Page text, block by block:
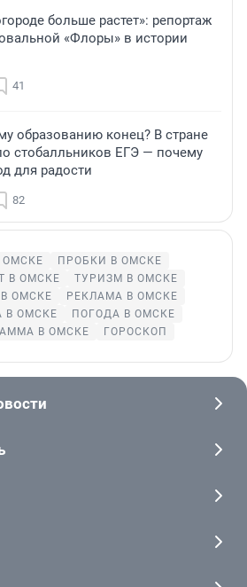
больше растет»: репортаж
«Флоры» в истории
41
образованию конец? В стране
стобалльников ЕГЭ — почему
для радости
82
ПРОБКИ В ОМСКЕ
В ОМСКЕ
ТУРИЗМ В ОМСКЕ
ОМСКЕ
РЕКЛАМА В ОМСКЕ
В ОМСКЕ
ПОГОДА В ОМСКЕ
В ОМСКЕ
ГОРОСКОП